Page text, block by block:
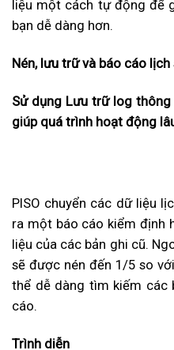
liệu một cách tự động để
bạn dễ dàng hơn.
Nén, lưu trữ và báo cáo lịch
Sử dụng Lưu trữ log thông
giúp quá trình hoạt động l
PISO chuyển các dữ liệu
ra một báo cáo kiểm định
liệu của các bản ghi cũ.
sẽ được nén đến 1/5 so
thể dễ dàng tìm kiếm các
cáo.
Trình diễn